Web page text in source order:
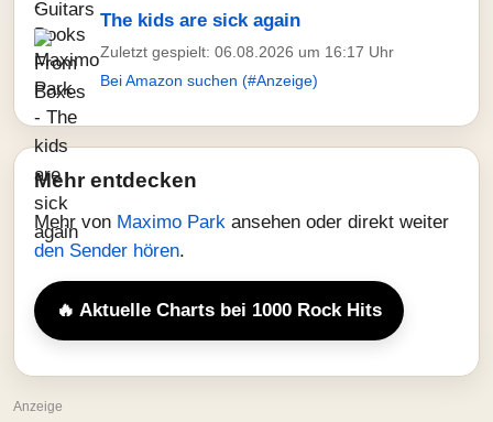
The kids are sick again
Zuletzt gespielt: 06.08.2026 um 16:17 Uhr
Bei Amazon suchen (#Anzeige)
Mehr entdecken
Mehr von Maximo Park ansehen oder direkt weiter
den Sender hören.
🔥 Aktuelle Charts bei 1000 Rock Hits
Anzeige